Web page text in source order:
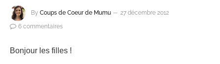
By Coups de Coeur de Mumu
27 décembre 2012
6 commentaires
Bonjour les filles !